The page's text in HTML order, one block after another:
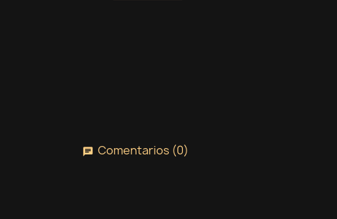
chat Comentarios (0)